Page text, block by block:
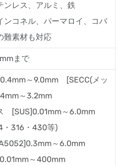
ンレス、アルミ、鉄
ンコネル、パーマロイ、コバ
難素材も対応
まで
～9.0mm [SECC(メッ
～3.2mm
[SUS]0.01mm～6.0mm
・316・430等)
～6.0mm
～400mm